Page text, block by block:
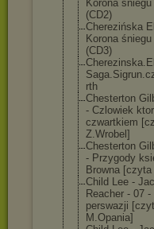
Korona
(CD2)
Cherezińska
Korona
(CD3)
Cherezinska.El
Saga.Si
rth
Chesterton
- Czlowiek
czwartkiem
Z.Wrobel]
Chesterton
- Przygody
Browna [czyta
Child Lee -
Reacher - 07 -
perswazji
M.Opania]